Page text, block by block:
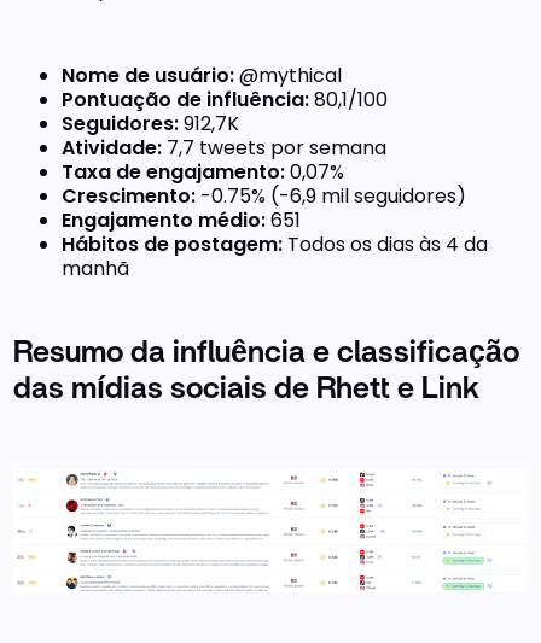
Nome de usuário:@mythical
Pontuação de influência:80,1/100
Seguidores:912,7K
Atividade: 7,7 tweets por semana
Taxa de engajamento:0,07%
Crescimento: -0.75% (-6,9 mil seguidores)
Engajamento médio:651
Hábitos de postagem: Todos os dias às 4 da
manhã
Resumo da influência e classificação
das mídias sociais de Rhett e Link